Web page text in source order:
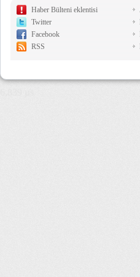
Haber Bülteni eklentisi
Twitter
Facebook
RSS